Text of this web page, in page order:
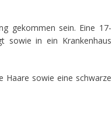
gekommen sein. Eine 17-
sowie in ein Krankenhaus
Haare sowie eine schwarze